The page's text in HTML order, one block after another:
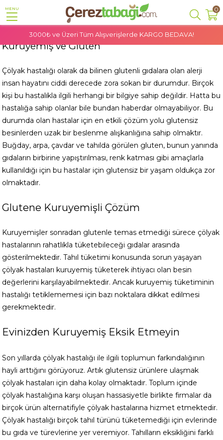
MENU 0
3000₺ ve Üzeri Tüm Alışverişlerde KARGO BEDAVA!
Kuruyemiş ve Gluten
Çölyak hastalığı olarak da bilinen glutenli gıdalara olan alerji
insan hayatını ciddi derecede zora sokan bir durumdur. Birçok
kişi bu hastalıkla ilgili herhangi bir bilgiye sahip değildir. Hatta bu
hastalığa sahip olanlar bile bundan haberdar olmayabiliyor. Bu
durumda olan hastalar için en etkili çözüm yolu glutensiz
besinlerden uzak bir beslenme alışkanlığına sahip olmaktır.
Buğday, arpa, çavdar ve tahılda görülen gluten, bunun yanında
gıdaların birbirine yapıştırılması, renk katması gibi amaçlarla
kullanıldığı için bu hastalar için glutensiz bir yaşam oldukça zor
olmaktadır.
Glutene Kuruyemişli Çözüm
Kuruyemişler sonradan glutenle temas etmediği sürece çölyak
hastalarının rahatlıkla tüketebileceği gıdalar arasında
gösterilmektedir. Tahıl tüketimi konusunda sorun yaşayan
çölyak hastaları kuruyemiş tüketerek ihtiyacı olan besin
değerlerini karşılayabilmektedir. Ancak kuruyemiş tüketiminin
hastalığı tetiklememesi için bazı noktalara dikkat edilmesi
gerekmektedir.
Evinizden Kuruyemiş Eksik Etmeyin
Son yıllarda çölyak hastalığı ile ilgili toplumun farkındalığının
hayli arttığını görüyoruz. Artık glutensiz ürünlere ulaşmak
çölyak hastaları için daha kolay olmaktadır. Toplum içinde
çölyak hastalığına karşı oluşan hassasiyetle birlikte firmalar da
birçok ürün alternatifiyle çölyak hastalarına hizmet etmektedir.
Çölyak hastalığı birçok tahıl türünü tüketemediği için evlerinde
bu gıda ve türevlerine yer veremiyor. Tahılların eksikliğini farklı